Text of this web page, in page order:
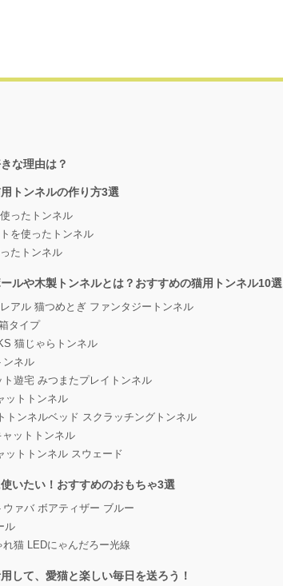
な理由は？
トンネルの作り方3選
ったトンネル
を使ったトンネル
たトンネル
ルや木製トンネルとは？おすすめの猫用トンネル10選
アル 猫つめとぎ ファンタジートンネル
タイプ
猫じゃらトンネル
ンネル
ト遊宅 みつまたプレイトンネル
ットトンネル
トンネルベッド スクラッチングトンネル
ットトンネル
ットトンネル スウェード
使いたい！おすすめのおもちゃ3選
ウァバ ボアティザー ブルー
ル
れ猫 LEDにゃんだろー光線
して、愛猫と楽しい毎日を送ろう！